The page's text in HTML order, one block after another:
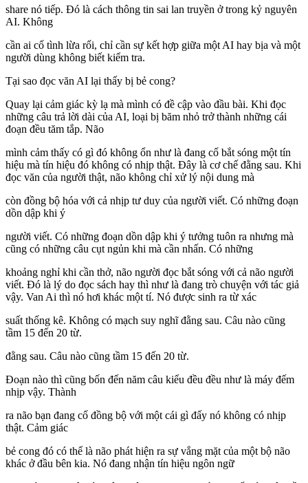
share nó tiếp. Đó là cách thông tin sai lan truyền ở trong kỷ nguyên
AI. Không
cần ai cố tình lừa rối, chỉ cần sự kết hợp giữa một AI hay bịa và một
người dùng không biết kiểm tra.
Tại sao đọc văn AI lại thấy bị bẻ cong?
Quay lại cảm giác kỳ lạ mà mình có đề cập vào đầu bài. Khi đọc
những câu trả lời dài của AI, loại bị băm nhỏ trở thành những cái
đoạn đều tăm tắp. Não
mình cảm thấy có gì đó không ổn như là đang cố bắt sóng một tín
hiệu mà tín hiệu đó không có nhịp thật. Đây là cơ chế đằng sau. Khi
đọc văn của người thật, não không chỉ xử lý nội dung mà
còn đồng bộ hóa với cả nhịp tư duy của người viết. Có những đoạn
dồn dập khi ý
người viết. Có những đoạn dồn dập khi ý tưởng tuôn ra nhưng mà
cũng có những câu cụt ngủn khi mà cần nhấn. Có những
khoảng nghỉ khi cần thở, não người đọc bắt sóng với cả não người
viết. Đó là lý do đọc sách hay thì như là đang trò chuyện với tác giả
vậy. Van Ai thì nó hơi khác một tí. Nó được sinh ra từ xác
suất thống kê. Không có mạch suy nghĩ đằng sau. Câu nào cũng
tầm 15 đến 20 từ.
đằng sau. Câu nào cũng tầm 15 đến 20 từ.
Đoạn nào thì cũng bốn đến năm câu kiểu đều đều như là máy đếm
nhịp vậy. Thành
ra não bạn đang cố đồng bộ với một cái gì đấy nó không có nhịp
thật. Cảm giác
bẻ cong đó có thể là não phát hiện ra sự vắng mặt của một bộ não
khác ở đầu bên kia. Nó đang nhận tín hiệu ngôn ngữ